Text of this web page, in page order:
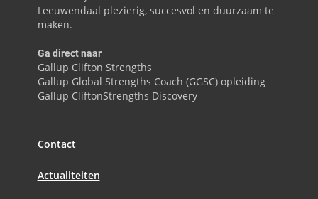
Leeuwendaal plezierig, succesvol en duurzaam te
maken.
Ga direct naar
Gallup Clifton Strengths
Gallup Global Strengths Coach (GGSC) opleiding
Gallup CliftonStrengths Discovery
Contact
Actualiteiten